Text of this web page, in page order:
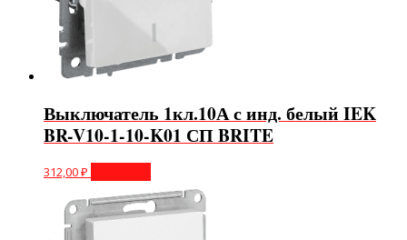
Выключатель 1кл.10А с инд. белый IEK
BR-V10-1-10-K01 СП BRITE
312,00₽